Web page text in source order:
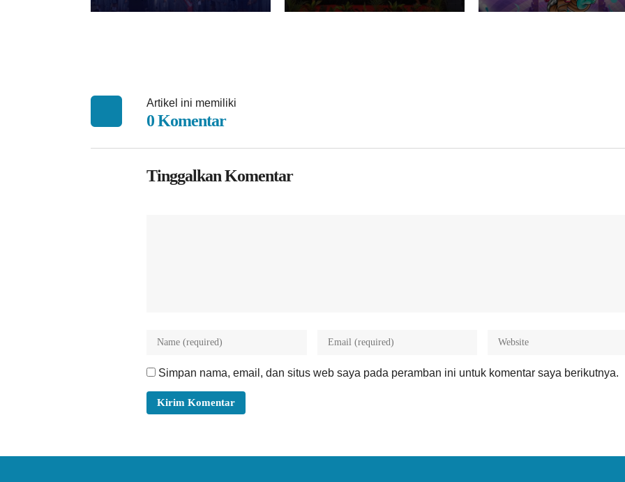
Artikel ini memiliki
0 Komentar
Tinggalkan Komentar
Simpan nama, email, dan situs web saya pada peramban ini untuk komentar saya berikutnya.